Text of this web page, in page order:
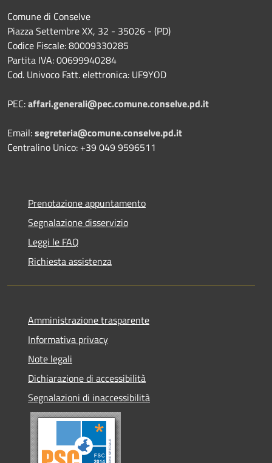
Comune di Conselve
Piazza Settembre XX, 32 - 35026 - (PD)
Codice Fiscale: 80009330285
Partita IVA: 00699940284
Cod. Univoco Fatt. elettronica: UF9YOD
PEC:affari.generali@pec.comune.conselve.pd.it
Email:segreteria@comune.conselve.pd.it
Centralino Unico: +39 049 9596511
Prenotazione appuntamento
Segnalazione disservizio
Leggi le FAQ
Richiesta assistenza
Amministrazione trasparente
Informativa privacy
Note legali
Dichiarazione di accessibilità
Segnalazioni di inaccessibilità